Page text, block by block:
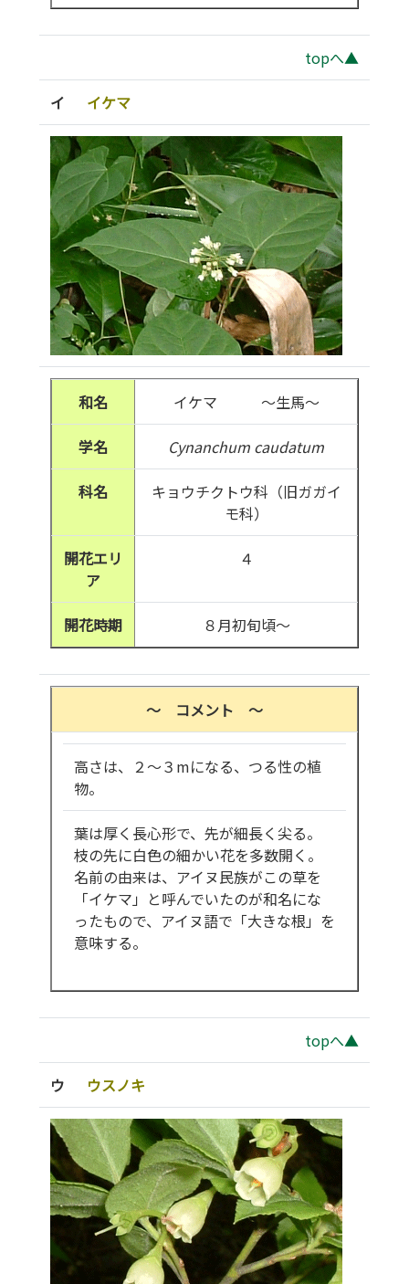
topへ▲
イ イケマ
和名 イケマ ～生馬～
学名 Cynanchum caudatum
科名
キョウチクトウ科（旧ガガイ
モ科）
開花エリ
ア
４
開花時期 ８月初旬頃～
～ コメント ～
高さは、２～３mになる、つる性の植
物。
葉は厚く長心形で、先が細長く尖る。
枝の先に白色の細かい花を多数開く。
名前の由来は、アイヌ民族がこの草を
「イケマ」と呼んでいたのが和名にな
ったもので、アイヌ語で「大きな根」を
意味する。
topへ▲
ウ ウスノキ